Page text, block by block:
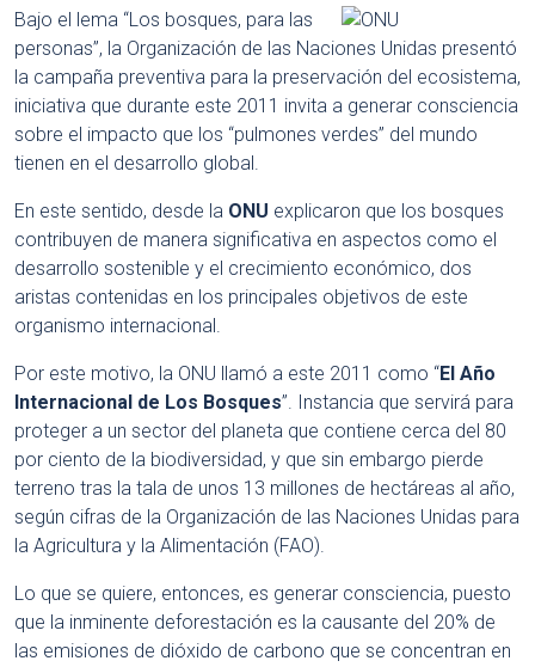
Bajo el lema “Los bosques, para las
personas”, la Organización de las Naciones Unidas presentó
la campaña preventiva para la preservación del ecosistema,
iniciativa que durante este 2011 invita a generar consciencia
sobre el impacto que los “pulmones verdes” del mundo
tienen en el desarrollo global.
En este sentido, desde la ONU explicaron que los bosques
contribuyen de manera significativa en aspectos como el
desarrollo sostenible y el crecimiento económico, dos
aristas contenidas en los principales objetivos de este
organismo internacional.
Por este motivo, la ONU llamó a este 2011 como “El Año
Internacional de Los Bosques”. Instancia que servirá para
proteger a un sector del planeta que contiene cerca del 80
por ciento de la biodiversidad, y que sin embargo pierde
terreno tras la tala de unos 13 millones de hectáreas al año,
según cifras de la Organización de las Naciones Unidas para
la Agricultura y la Alimentación (FAO).
Lo que se quiere, entonces, es generar consciencia, puesto
que la inminente deforestación es la causante del 20% de
las emisiones de dióxido de carbono que se concentran en